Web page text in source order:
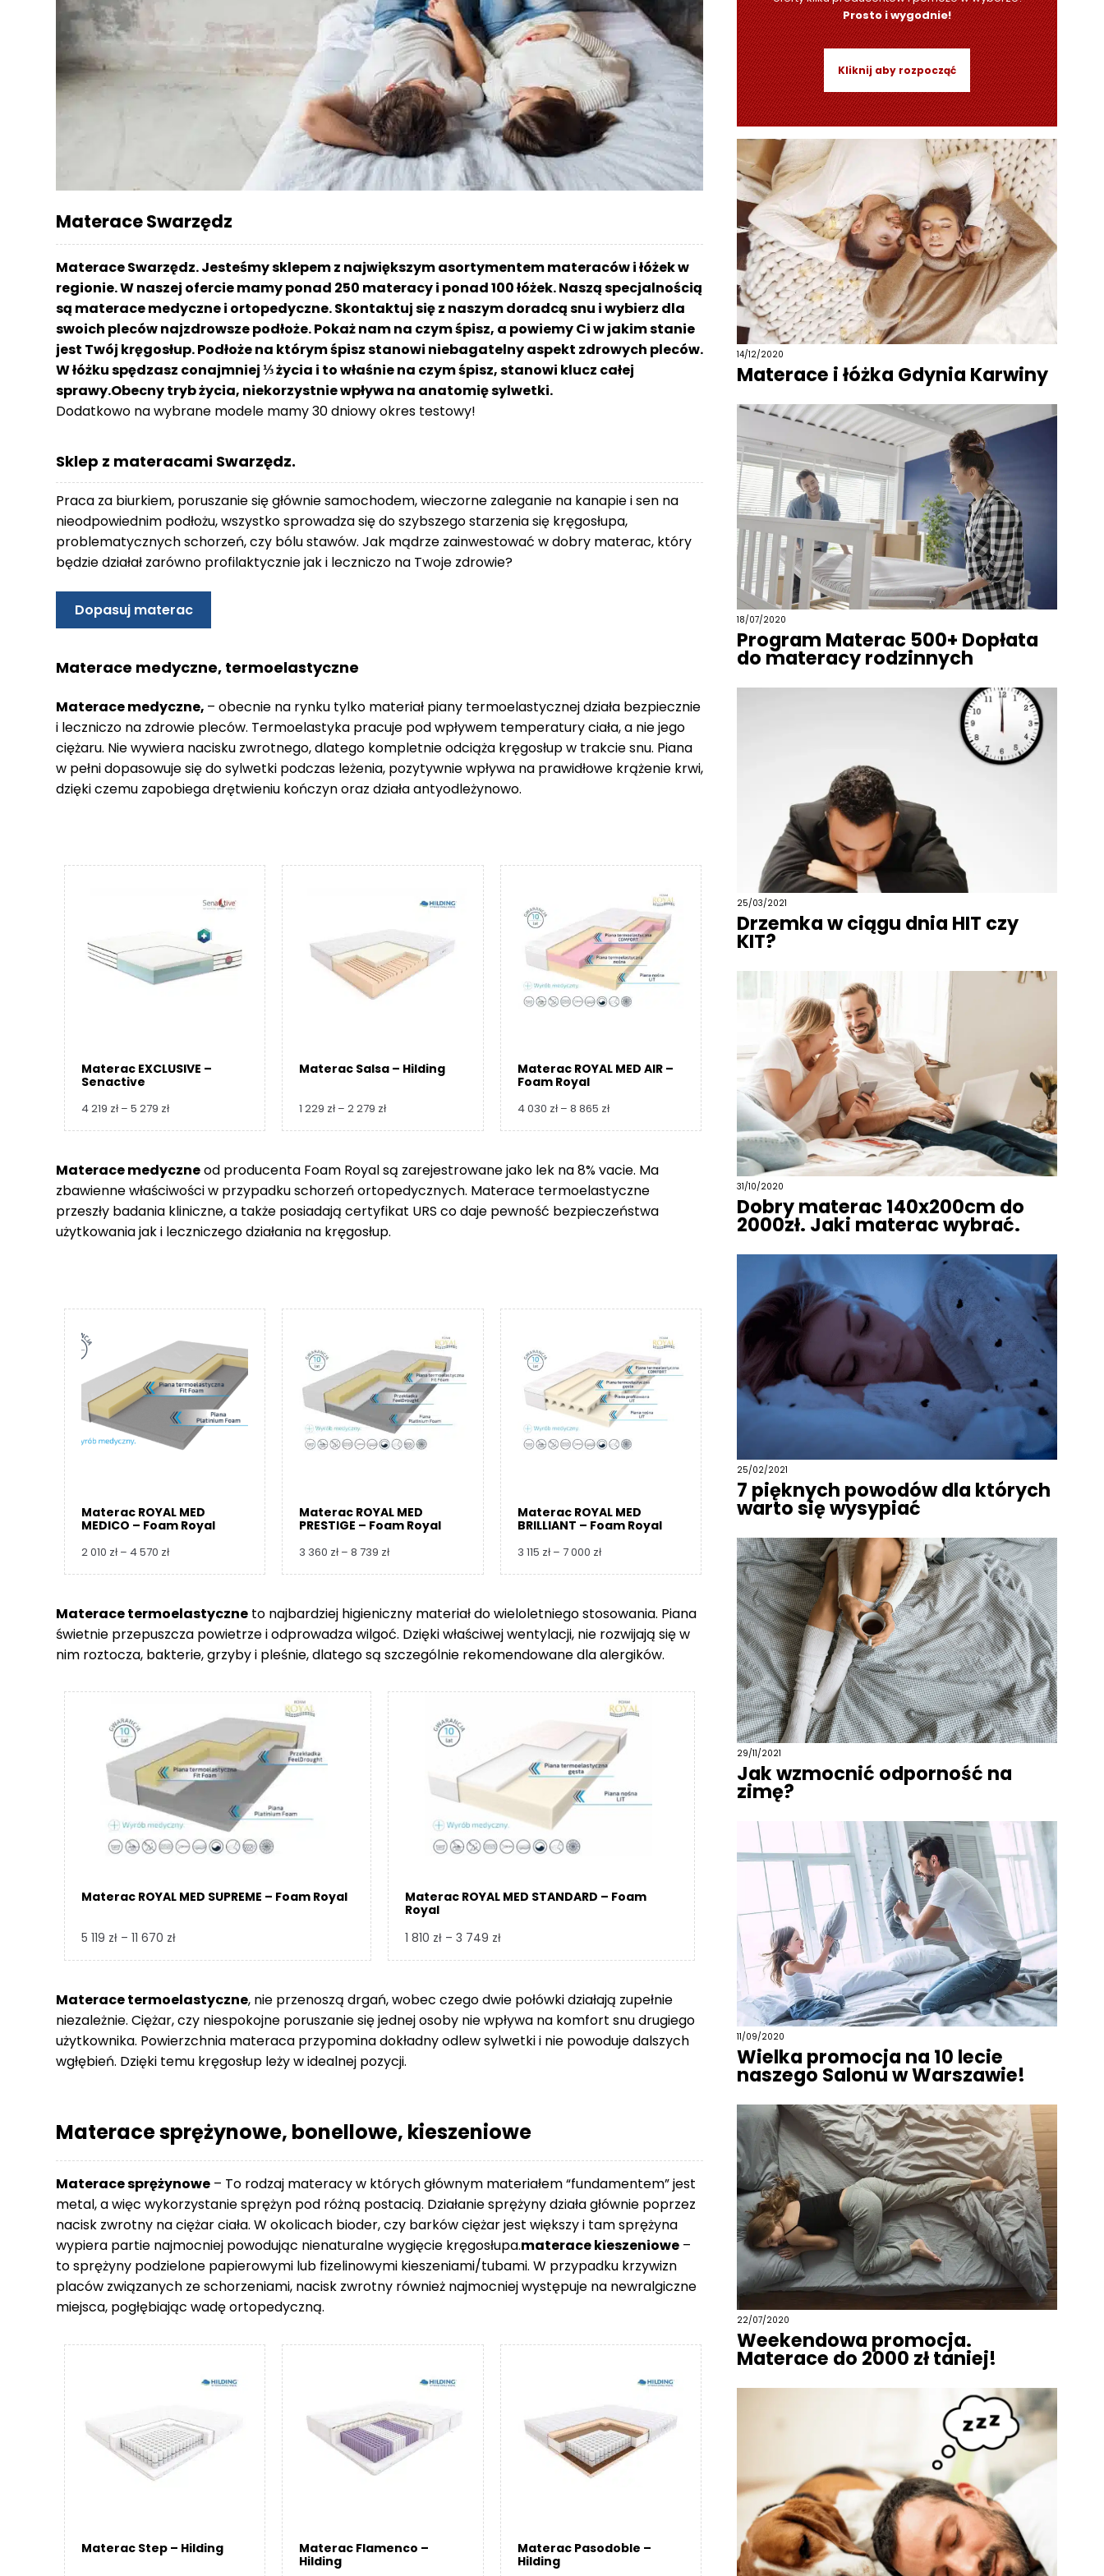
Materace Swarzędz
Materace Swarzędz. Jesteśmy sklepem z największym asortymentem materaców i łóżek w
regionie. W naszej ofercie mamy ponad 250 materacy i ponad 100 łóżek. Naszą specjalnością
są materace medyczne i ortopedyczne. Skontaktuj się z naszym doradcą snu i wybierz dla
swoich pleców najzdrowsze podłoże. Pokaż nam na czym śpisz, a powiemy Ci w jakim stanie
jest Twój kręgosłup. Podłoże na którym śpisz stanowi niebagatelny aspekt zdrowych pleców.
W łóżku spędzasz conajmniej ⅓ życia i to właśnie na czym śpisz, stanowi klucz całej
sprawy.Obecny tryb życia, niekorzystnie wpływa na anatomię sylwetki.
Dodatkowo na wybrane modele mamy 30 dniowy okres testowy!
Sklep z materacami Swarzędz.
Praca za biurkiem, poruszanie się głównie samochodem, wieczorne zaleganie na kanapie i sen na
nieodpowiednim podłożu, wszystko sprowadza się do szybszego starzenia się kręgosłupa,
problematycznych schorzeń, czy bólu stawów. Jak mądrze zainwestować w dobry materac, który
będzie działał zarówno profilaktycznie jak i leczniczo na Twoje zdrowie?
Dopasuj materac
Materace medyczne, termoelastyczne
Materace medyczne, – obecnie na rynku tylko materiał piany termoelastycznej działa bezpiecznie
i leczniczo na zdrowie pleców. Termoelastyka pracuje pod wpływem temperatury ciała, a nie jego
ciężaru. Nie wywiera nacisku zwrotnego, dlatego kompletnie odciąża kręgosłup w trakcie snu. Piana
w pełni dopasowuje się do sylwetki podczas leżenia, pozytywnie wpływa na prawidłowe krążenie krwi,
dzięki czemu zapobiega drętwieniu kończyn oraz działa antyodleżynowo.
Materac EXCLUSIVE –
Senactive
4 219 zł – 5 279 złZakres
219 zł
do
5
279 zł
Materac Salsa – Hilding
1 229 zł – 2 279 złZakres
229 zł
do
2
Materac ROYAL MED AIR –
Foam Royal
4 030 zł – 8 865 złZakres
030 zł
do
8
Materace medyczneod producenta Foam Royal są zarejestrowane jako lek na 8% vacie. Ma
zbawienne właściwości w przypadku schorzeń ortopedycznych. Materace termoelastyczne
przeszły badania kliniczne, a także posiadają certyfikat URS co daje pewność bezpieczeństwa
użytkowania jak i leczniczego działania na kręgosłup.
Materac ROYAL MED
MEDICO – Foam Royal
2 010 zł – 4 570 złZakres
010 zł
do
4
Materac ROYAL MED
PRESTIGE – Foam Royal
3 360 zł – 8 739 złZakres
360 zł
do
8
Materac ROYAL MED
BRILLIANT – Foam Royal
3 115 zł – 7 000 złZakres
115 zł
do
7
000 zł
Materace termoelastyczneto najbardziej higieniczny materiał do wieloletniego stosowania. Piana
świetnie przepuszcza powietrze i odprowadza wilgoć. Dzięki właściwej wentylacji, nie rozwijają się w
nim roztocza, bakterie, grzyby i pleśnie, dlatego są szczególnie rekomendowane dla alergików.
Materac ROYAL MED SUPREME – Foam Royal
5 119 zł – 11 670 złZakres
5
119 zł
do
11
670 zł
Materac ROYAL MED STANDARD – Foam
Royal
1 810 zł – 3 749 złZakres
1
810 zł
do
3
Materace termoelastyczne, nie przenoszą drgań, wobec czego dwie połówki działają zupełnie
niezależnie. Ciężar, czy niespokojne poruszanie się jednej osoby nie wpływa na komfort snu drugiego
użytkownika. Powierzchnia materaca przypomina dokładny odlew sylwetki i nie powoduje dalszych
wgłębień. Dzięki temu kręgosłup leży w idealnej pozycji.
Materace sprężynowe, bonellowe, kieszeniowe
Materace sprężynowe– To rodzaj materacy w których głównym materiałem “fundamentem” jest
metal, a więc wykorzystanie sprężyn pod różną postacią. Działanie sprężyny działa głównie poprzez
nacisk zwrotny na ciężar ciała. W okolicach bioder, czy barków ciężar jest większy i tam sprężyna
wypiera partie najmocniej powodując nienaturalne wygięcie kręgosłupa.materace kieszeniowe–
to sprężyny podzielone papierowymi lub fizelinowymi kieszeniami/tubami. W przypadku krzywizn
placów związanych ze schorzeniami, nacisk zwrotny również najmocniej występuje na newralgiczne
miejsca, pogłębiając wadę ortopedyczną.
Materac Step – Hilding
Materac Flamenco –
Hilding
Materac Pasodoble –
Hilding
Prosto i wygodnie!
Kliknij aby rozpocząć
14/12/2020
Materace i łóżka Gdynia Karwiny
18/07/2020
Program Materac 500+ Dopłata
do materacy rodzinnych
25/03/2021
Drzemka w ciągu dnia HIT czy
KIT?
31/10/2020
Dobry materac 140x200cm do
2000zł. Jaki materac wybrać.
25/02/2021
7 pięknych powodów dla których
warto się wysypiać
29/11/2021
Jak wzmocnić odporność na
zimę?
11/09/2020
Wielka promocja na 10 lecie
naszego Salonu w Warszawie!
22/07/2020
Weekendowa promocja.
Materace do 2000 zł taniej!